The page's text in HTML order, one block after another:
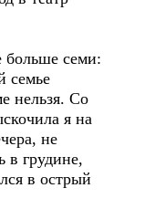
больше семи:
семье
нельзя. Со
я на
не
грудине,
в острый